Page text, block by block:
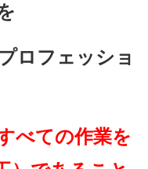
ロフェッショ
べての作業を